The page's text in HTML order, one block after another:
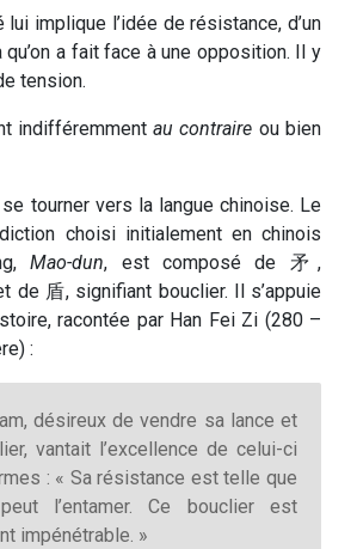
implique l’idée de résistance, d’un
a fait face à une opposition. Il y
tension.
indifféremmentau contraire ou bien
tourner vers la langue chinoise. Le
choisi initialement en chinois
Mao-dun, est composé de 矛,
de 盾, signifiant bouclier. Il s’appuie
racontée par Han Fei Zi (280 –
:
désireux de vendre sa lance et
vantait l’excellence de celui-ci
: « Sa résistance est telle que
l’entamer. Ce bouclier est
impénétrable. »